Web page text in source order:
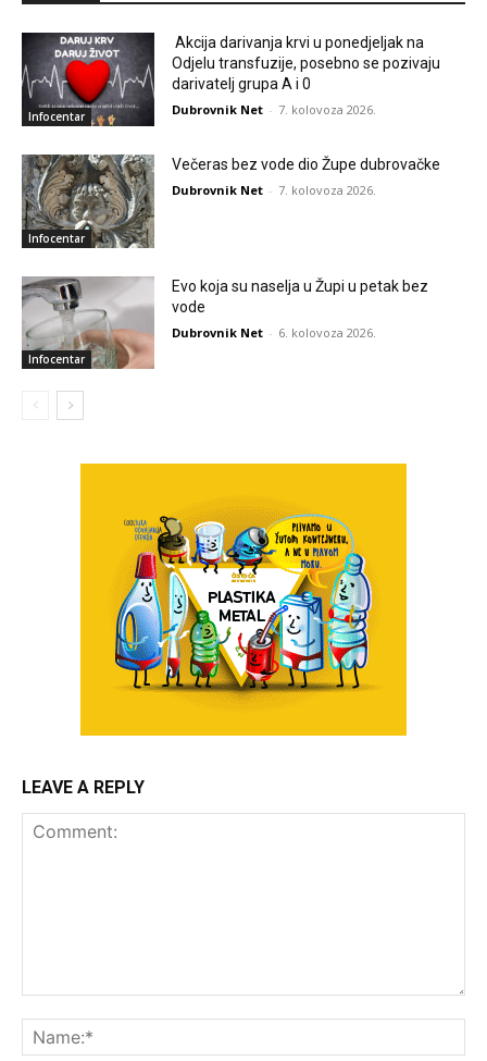
Infocentar
Akcija darivanja krvi u ponedjeljak na
Odjelu transfuzije, posebno se pozivaju
darivatelj grupa A i 0
Dubrovnik Net - 7. kolovoza 2026.
Infocentar
Večeras bez vode dio Župe dubrovačke
Dubrovnik Net - 7. kolovoza 2026.
Infocentar
Evo koja su naselja u Župi u petak bez
vode
Dubrovnik Net - 6. kolovoza 2026.
LEAVE A REPLY